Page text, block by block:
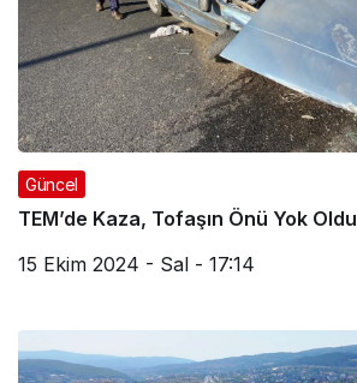
Güncel
TEM’de Kaza, Tofaşın Önü Yok Oldu
15 Ekim 2024 - Sal - 17:14